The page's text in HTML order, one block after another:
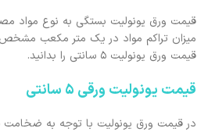
قیمت ورق یونولیت بستگی به نوع مواد
میزان تراکم مواد در یک متر مکعب مشخص
قیمت ورق یونولیت 5 سانتی را بدانید.
قیمت یونولیت ورقی 5 سانتی